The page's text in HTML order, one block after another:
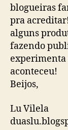
blogueiras
pra
alguns
fazendo
aconteceu!
Beijos,
Lu Vilela